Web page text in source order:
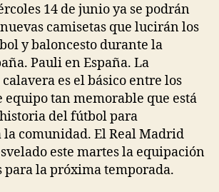
14 de junio ya se podrán
camisetas que lucirán los
y baloncesto durante la
Pauli en España. La
es el básico entre los
equipo tan memorable que está
del fútbol para
la comunidad. El Real Madrid
este martes la equipación
para la próxima temporada.